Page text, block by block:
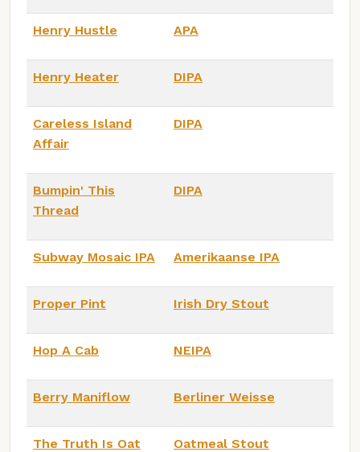
Henry Hustle APA
Henry Heater DIPA
Careless Island
Affair
DIPA
Bumpin' This
Thread
DIPA
Subway Mosaic IPA Amerikaanse IPA
Proper Pint Irish Dry Stout
Hop A Cab NEIPA
Berry Maniflow Berliner Weisse
The Truth Is Oat
Oatmeal Stout